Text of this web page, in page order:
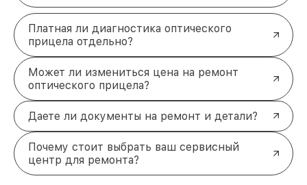
Платная ли диагностика оптического
прицела отдельно?
Может ли измениться цена на ремонт
оптического прицела?
Даете ли документы на ремонт и детали?
Почему стоит выбрать ваш сервисный
центр для ремонта?